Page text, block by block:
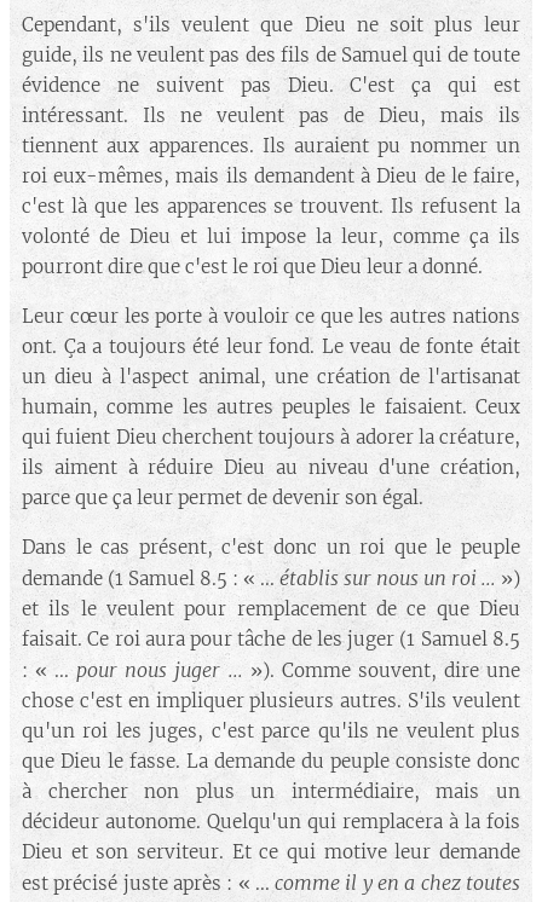
Cependant, s'ils veulent que Dieu ne soit plus leur
guide, ils ne veulent pas des fils de Samuel qui de toute
évidence ne suivent pas Dieu. C'est ça qui est
intéressant. Ils ne veulent pas de Dieu, mais ils
tiennent aux apparences. Ils auraient pu nommer un
roi eux-mêmes, mais ils demandent à Dieu de le faire,
c'est là que les apparences se trouvent. Ils refusent la
volonté de Dieu et lui impose la leur, comme ça ils
pourront dire que c'est le roi que Dieu leur a donné.
Leur cœur les porte à vouloir ce que les autres nations
ont. Ça a toujours été leur fond. Le veau de fonte était
un dieu à l'aspect animal, une création de l'artisanat
humain, comme les autres peuples le faisaient. Ceux
qui fuient Dieu cherchent toujours à adorer la créature,
ils aiment à réduire Dieu au niveau d'une création,
parce que ça leur permet de devenir son égal.
Dans le cas présent, c'est donc un roi que le peuple
demande (1 Samuel 8.5 : « ... établis sur nous un roi ... »)
et ils le veulent pour remplacement de ce que Dieu
faisait. Ce roi aura pour tâche de les juger (1 Samuel 8.5
: « ... pour nous juger ... »). Comme souvent, dire une
chose c'est en impliquer plusieurs autres. S'ils veulent
qu'un roi les juges, c'est parce qu'ils ne veulent plus
que Dieu le fasse. La demande du peuple consiste donc
à chercher non plus un intermédiaire, mais un
décideur autonome. Quelqu'un qui remplacera à la fois
Dieu et son serviteur. Et ce qui motive leur demande
est précisé juste après : « ...comme il y en a chez toutes